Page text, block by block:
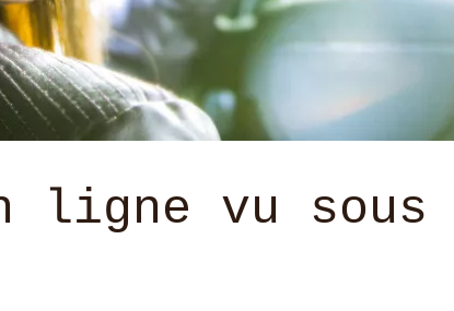
ligne vu sous